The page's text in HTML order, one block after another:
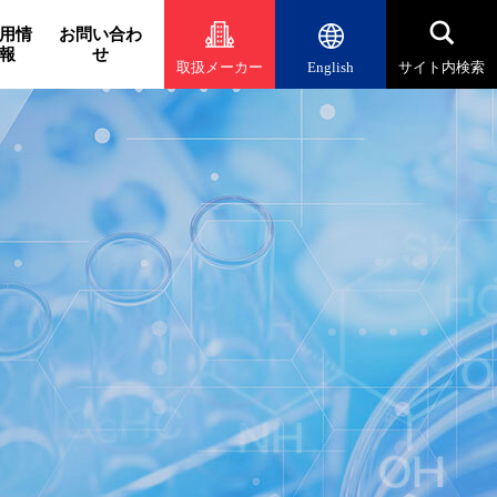
情
報
お問い合わ
せ
取扱メーカー English サイト内検索